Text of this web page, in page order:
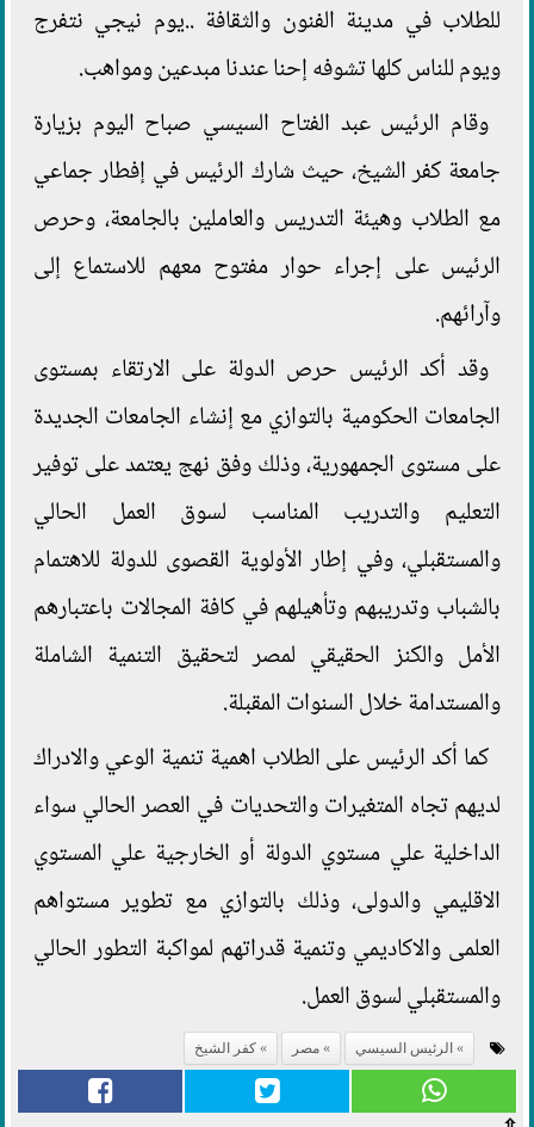
للطلاب في مدينة الفنون والثقافة ..يوم نيجي نتفرج
ويوم للناس كلها تشوفه إحنا عندنا مبدعين ومواهب.
وقام الرئيس عبد الفتاح السيسي صباح اليوم بزيارة
جامعة كفر الشيخ، حيث شارك الرئيس في إفطار جماعي
مع الطلاب وهيئة التدريس والعاملين بالجامعة، وحرص
الرئيس على إجراء حوار مفتوح معهم للاستماع إلى
وآرائهم.
وقد أكد الرئيس حرص الدولة على الارتقاء بمستوى
الجامعات الحكومية بالتوازي مع إنشاء الجامعات الجديدة
على مستوى الجمهورية، وذلك وفق نهج يعتمد على توفير
التعليم والتدريب المناسب لسوق العمل الحالي
والمستقبلي، وفي إطار الأولوية القصوى للدولة للاهتمام
بالشباب وتدريبهم وتأهيلهم في كافة المجالات باعتبارهم
الأمل والكنز الحقيقي لمصر لتحقيق التنمية الشاملة
والمستدامة خلال السنوات المقبلة.
كما أكد الرئيس على الطلاب اهمية تنمية الوعي والادراك
لديهم تجاه المتغيرات والتحديات في العصر الحالي سواء
الداخلية علي مستوي الدولة أو الخارجية علي المستوي
الاقليمي والدولى، وذلك بالتوازي مع تطوير مستواهم
العلمى والاكاديمي وتنمية قدراتهم لمواكبة التطور الحالي
والمستقبلي لسوق العمل.
الرئيس السيسي مصر كفر الشيخ